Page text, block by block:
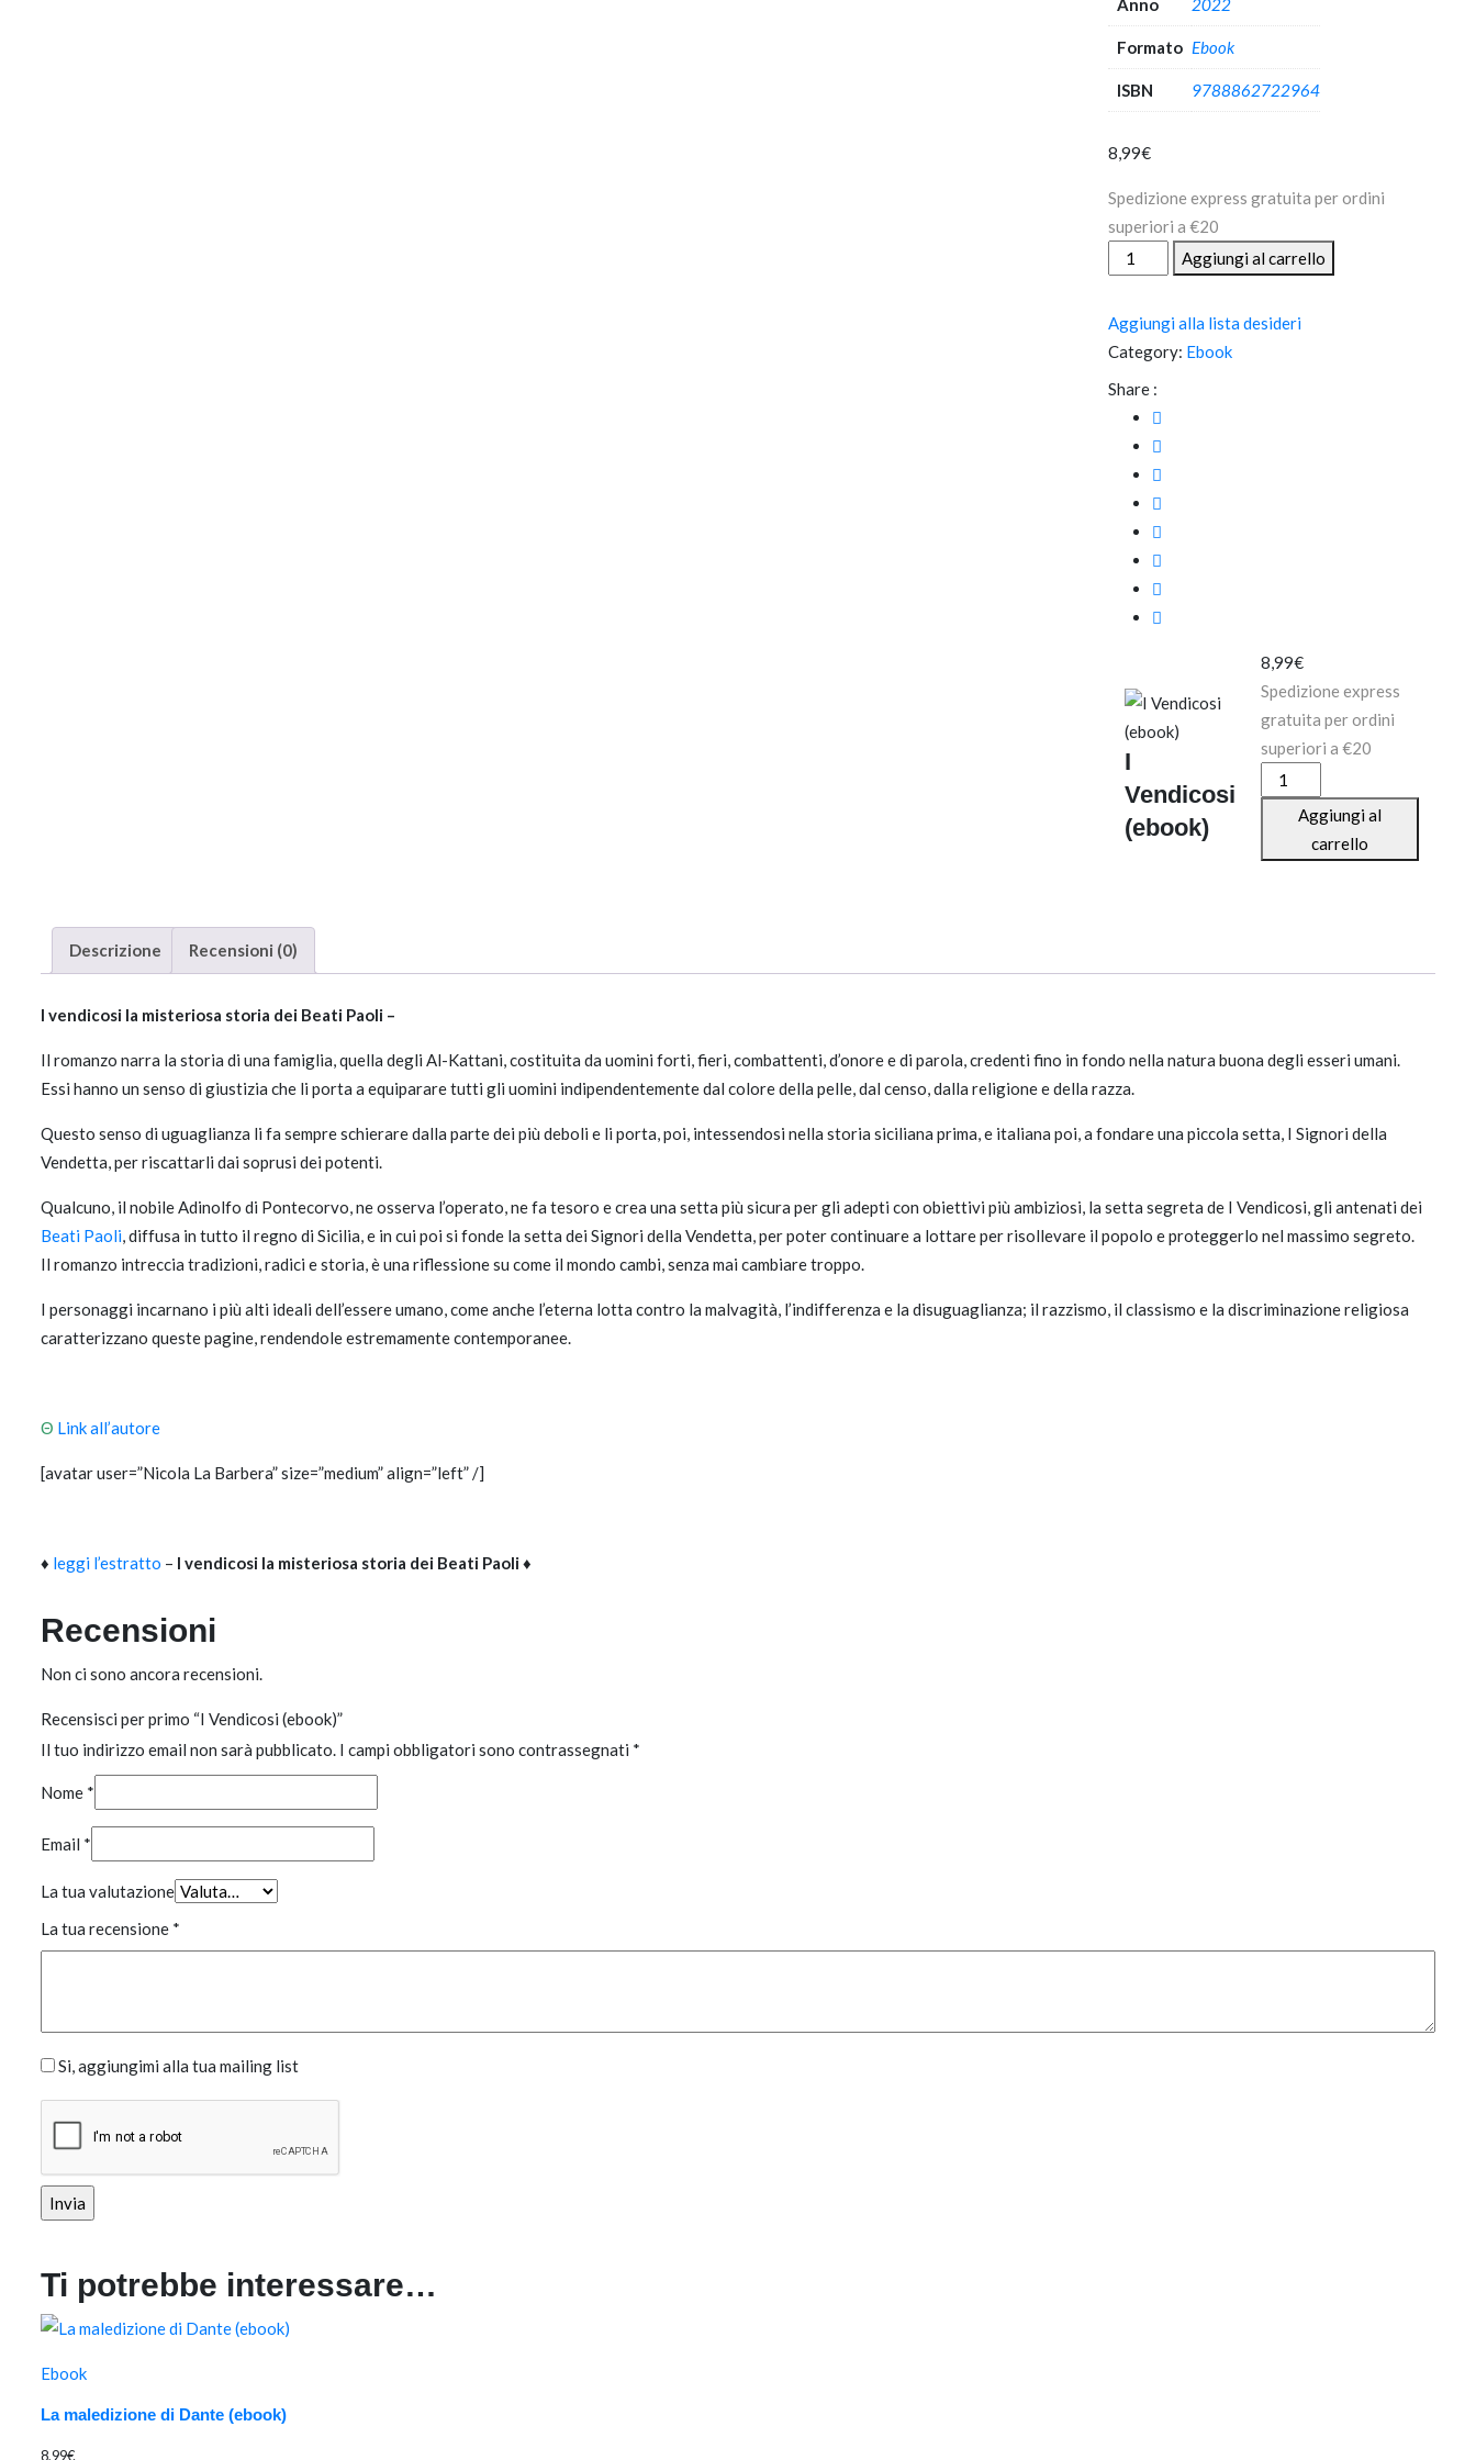
Anno 2022
Formato Ebook
ISBN 9788862722964
8,99€
Spedizione express gratuita per ordini
superiori a €20
Vendicosi
quantità
Aggiungi al carrello
Aggiungi alla lista desideri
Category: Ebook
Share :
I
Vendicosi
(ebook)
8,99€
Spedizione express
gratuita per ordini
superiori a €20
Vendicosi
quantità
Aggiungi al
carrello
Descrizione Recensioni (0)
I vendicosi la misteriosa storia dei Beati Paoli –
Il romanzo narra la storia di una famiglia, quella degli Al-Kattani, costituita da uomini forti, fieri, combattenti, d’onore e di parola, credenti fino in fondo nella natura buona degli esseri umani.
Essi hanno un senso di giustizia che li porta a equiparare tutti gli uomini indipendentemente dal colore della pelle, dal censo, dalla religione e della razza.
Questo senso di uguaglianza li fa sempre schierare dalla parte dei più deboli e li porta, poi, intessendosi nella storia siciliana prima, e italiana poi, a fondare una piccola setta, I Signori della
Vendetta, per riscattarli dai soprusi dei potenti.
Qualcuno, il nobile Adinolfo di Pontecorvo, ne osserva l’operato, ne fa tesoro e crea una setta più sicura per gli adepti con obiettivi più ambiziosi, la setta segreta de I Vendicosi, gli antenati dei
Beati Paoli, diffusa in tutto il regno di Sicilia, e in cui poi si fonde la setta dei Signori della Vendetta, per poter continuare a lottare per risollevare il popolo e proteggerlo nel massimo segreto.
Il romanzo intreccia tradizioni, radici e storia, è una riflessione su come il mondo cambi, senza mai cambiare troppo.
I personaggi incarnano i più alti ideali dell’essere umano, come anche l’eterna lotta contro la malvagità, l’indifferenza e la disuguaglianza; il razzismo, il classismo e la discriminazione religiosa
caratterizzano queste pagine, rendendole estremamente contemporanee.
Θ Link all’autore
[avatar user=”Nicola La Barbera” size=”medium” align=”left” /]
♦ leggi l’estratto – I vendicosi la misteriosa storia dei Beati Paoli♦
Recensioni
Non ci sono ancora recensioni.
Recensisci per primo “I Vendicosi (ebook)”
Il tuo indirizzo email non sarà pubblicato. I campi obbligatori sono contrassegnati *
Nome *
Email *
La tua valutazione
La tua recensione *
Si, aggiungimi alla tua mailing list
Ti potrebbe interessare…
Ebook
La maledizione di Dante (ebook)
8,99€